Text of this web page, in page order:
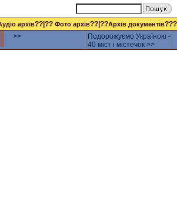
архів??|?? Фото архів??|??Архів документів???
>>
Подорожуємо Україною -
40 міст і містечок >>